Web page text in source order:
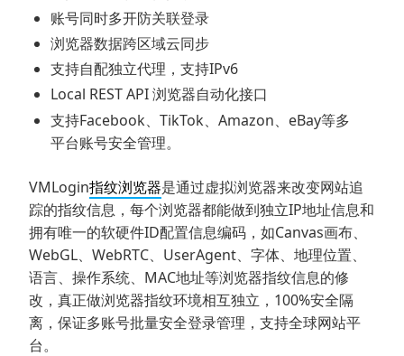
账号同时多开防关联登录
浏览器数据跨区域云同步
支持自配独立代理，支持IPv6
Local REST API 浏览器自动化接口
支持Facebook、TikTok、Amazon、eBay等多
平台账号安全管理。
VMLogin指纹浏览器是通过虚拟浏览器来改变网站追
踪的指纹信息，每个浏览器都能做到独立IP地址信息和
拥有唯一的软硬件ID配置信息编码，如Canvas画布、
WebGL、WebRTC、UserAgent、字体、地理位置、
语言、操作系统、MAC地址等浏览器指纹信息的修
改，真正做浏览器指纹环境相互独立，100%安全隔
离，保证多账号批量安全登录管理，支持全球网站平
台。